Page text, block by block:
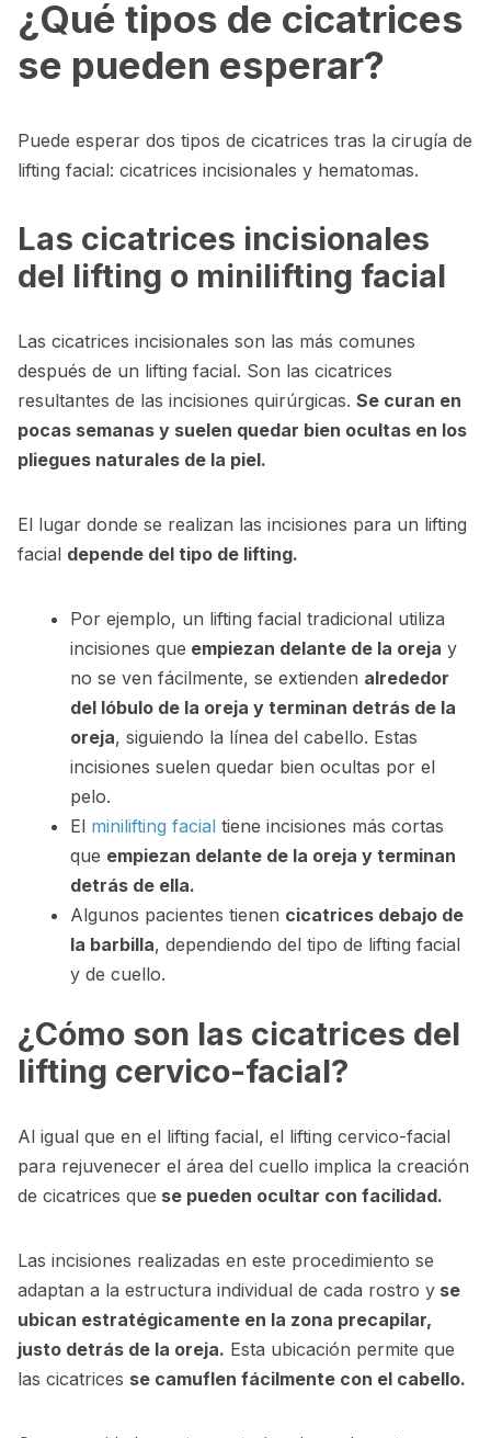
¿Qué tipos de cicatrices
se pueden esperar?
Puede esperar dos tipos de cicatrices tras la cirugía de
lifting facial: cicatrices incisionales y hematomas.
Las cicatrices incisionales
del lifting o minilifting facial
Las cicatrices incisionales son las más comunes
después de un lifting facial. Son las cicatrices
resultantes de las incisiones quirúrgicas. Se curan en
pocas semanas y suelen quedar bien ocultas en los
pliegues naturales de la piel.
El lugar donde se realizan las incisiones para un lifting
facial depende del tipo de lifting.
Por ejemplo, un lifting facial tradicional utiliza
incisiones que empiezan delante de la oreja y
no se ven fácilmente, se extienden alrededor
del lóbulo de la oreja y terminan detrás de la
oreja, siguiendo la línea del cabello. Estas
incisiones suelen quedar bien ocultas por el
pelo.
El minilifting facial tiene incisiones más cortas
que empiezan delante de la oreja y terminan
detrás de ella.
Algunos pacientes tienen cicatrices debajo de
la barbilla, dependiendo del tipo de lifting facial
y de cuello.
¿Cómo son las cicatrices del
lifting cervico-facial?
Al igual que en el lifting facial, el lifting cervico-facial
para rejuvenecer el área del cuello implica la creación
de cicatrices que se pueden ocultar con facilidad.
Las incisiones realizadas en este procedimiento se
adaptan a la estructura individual de cada rostro y se
ubican estratégicamente en la zona precapilar,
justo detrás de la oreja. Esta ubicación permite que
las cicatrices se camuflen fácilmente con el cabello.